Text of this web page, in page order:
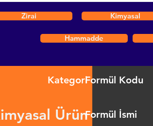
Zirai Kimyasal
Hammadde
Kategori
Ürün
Formül Kodu
Formül İsmi